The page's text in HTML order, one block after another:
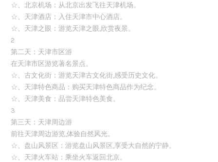
☆、北京机场：从北京出发飞往天津机场。
☆、天津酒店：入住天津市中心酒店。
☆、天津之眼：游览天津之眼,欣赏夜景。
2
第二天：天津市区游
在天津市区游览著名景点。
☆、古文化街：游览天津古文化街,感受历史文化。
☆、天津特色商品：购买天津特色商品作为纪念。
☆、天津美食：品尝天津特色美食。
3
第三天：天津周边游
前往天津周边游览,体验自然风光。
☆、盘山风景区：游览盘山风景区,享受大自然的宁静。
☆、天津火车站：乘坐火车返回北京。